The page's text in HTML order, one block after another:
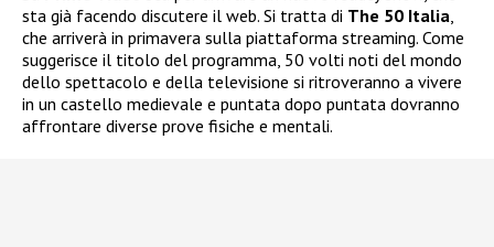
sta già facendo discutere il web. Si tratta di The 50 Italia,
che arriverà in primavera sulla piattaforma streaming. Come
suggerisce il titolo del programma, 50 volti noti del mondo
dello spettacolo e della televisione si ritroveranno a vivere
in un castello medievale e puntata dopo puntata dovranno
affrontare diverse prove fisiche e mentali.